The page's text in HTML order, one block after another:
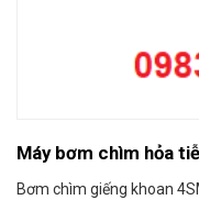
Máy bơm chìm hỏa
Bơm chìm giếng khoan